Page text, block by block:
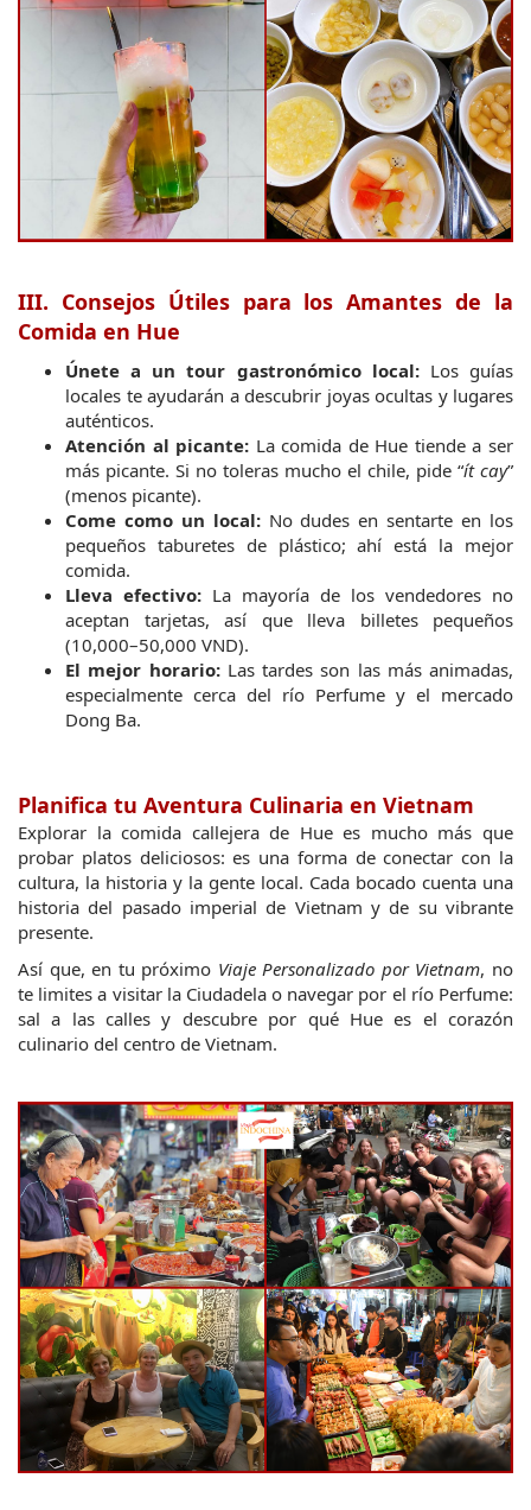
III. Consejos Útiles para los Amantes de la
Comida en Hue
Únete a un tour gastronómico local: Los guías
locales te ayudarán a descubrir joyas ocultas y lugares
auténticos.
Atención al picante: La comida de Hue tiende a ser
más picante. Si no toleras mucho el chile, pide “ít cay”
(menos picante).
Come como un local: No dudes en sentarte en los
pequeños taburetes de plástico; ahí está la mejor
comida.
Lleva efectivo: La mayoría de los vendedores no
aceptan tarjetas, así que lleva billetes pequeños
(10,000–50,000 VND).
El mejor horario: Las tardes son las más animadas,
especialmente cerca del río Perfume y el mercado
Dong Ba.
Planifica tu Aventura Culinaria en Vietnam
Explorar la comida callejera de Hue es mucho más que
probar platos deliciosos: es una forma de conectar con la
cultura, la historia y la gente local. Cada bocado cuenta una
historia del pasado imperial de Vietnam y de su vibrante
presente.
Así que, en tu próximo Viaje Personalizado por Vietnam, no
te limites a visitar la Ciudadela o navegar por el río Perfume:
sal a las calles y descubre por qué Hue es el corazón
culinario del centro de Vietnam.